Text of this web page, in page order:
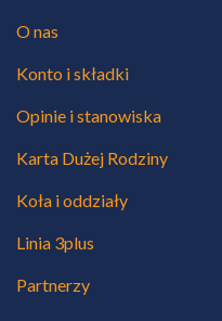
O nas
Konto i składki
Opinie i stanowiska
Karta Dużej Rodziny
Koła i oddziały
Linia 3plus
Partnerzy